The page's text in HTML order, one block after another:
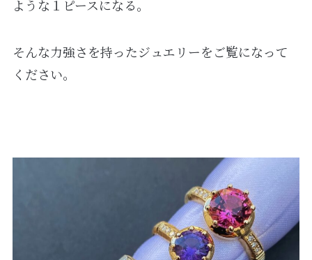
ような１ピースになる。
そんな力強さを持ったジュエリーをご覧になって
ください。